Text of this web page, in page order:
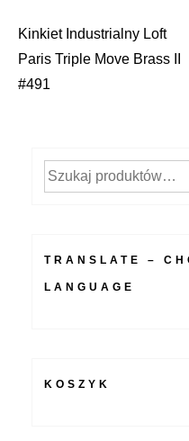
Nawigacja
wpisu
Kinkiet Industrialny Loft
Paris Triple Move Brass II
#491
Szukaj:
TRANSLATE –
LANGUAGE
KOSZYK